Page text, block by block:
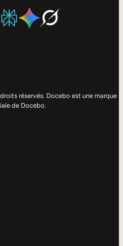
réservés. Docebo est une marque
de Docebo.